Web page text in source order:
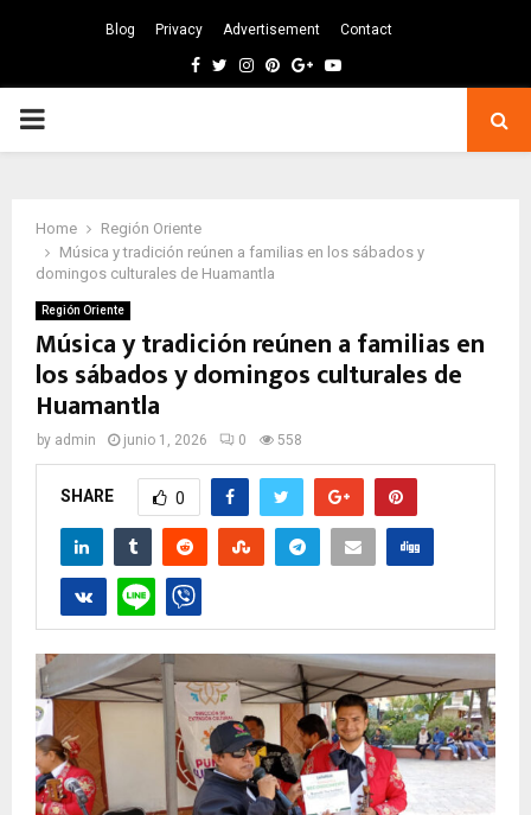
Blog Privacy Advertisement Contact
Facebook
TwitterInstagram
Pinterest
GoogleYoutube
PRIMARY
Home
Región Oriente
Música y tradición reúnen a familias en los sábados y
domingos culturales de Huamantla
Región Oriente
Música y tradición reúnen a familias en
los sábados y domingos culturales de
Huamantla
by admin junio 1, 2026 0 558
SHARE 0